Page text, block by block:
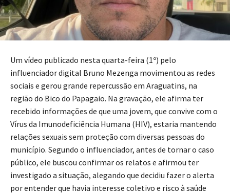
Um vídeo publicado nesta quarta-feira (1º) pelo
influenciador digital Bruno Mezenga movimentou as redes
sociais e gerou grande repercussão em Araguatins, na
região do Bico do Papagaio. Na gravação, ele afirma ter
recebido informações de que uma jovem, que convive com o
Vírus da Imunodeficiência Humana (HIV), estaria mantendo
relações sexuais sem proteção com diversas pessoas do
município. Segundo o influenciador, antes de tornar o caso
público, ele buscou confirmar os relatos e afirmou ter
investigado a situação, alegando que decidiu fazer o alerta
por entender que havia interesse coletivo e risco à saúde